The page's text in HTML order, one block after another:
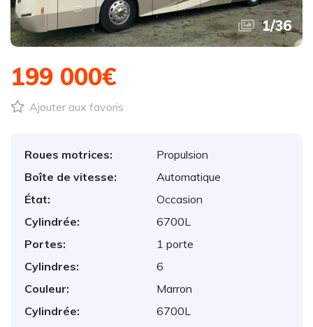
1/36
199 000€
Ajouter aux favoris
Roues motrices:
Propulsion
Boîte de vitesse:
Automatique
État:
Occasion
Cylindrée:
6700L
Portes:
1 porte
Cylindres:
6
Couleur:
Marron
Cylindrée:
6700L